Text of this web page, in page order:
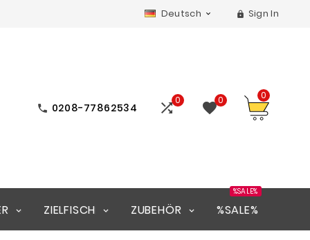
Deutsch   Sign In
 0208-77862534 0 0 0
ZIELFISCH ZUBEHÖR %SALE%
%SALE%